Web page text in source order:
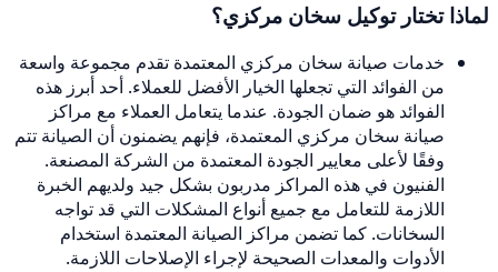
لماذا تختار توكيل سخان مركزي؟
خدمات صيانة سخان مركزي المعتمدة تقدم مجموعة واسعة
من الفوائد التي تجعلها الخيار الأفضل للعملاء. أحد أبرز هذه
الفوائد هو ضمان الجودة. عندما يتعامل العملاء مع مراكز
صيانة سخان مركزي المعتمدة، فإنهم يضمنون أن الصيانة تتم
وفقًا لأعلى معايير الجودة المعتمدة من الشركة المصنعة.
الفنيون في هذه المراكز مدربون بشكل جيد ولديهم الخبرة
اللازمة للتعامل مع جميع أنواع المشكلات التي قد تواجه
السخانات. كما تضمن مراكز الصيانة المعتمدة استخدام
الأدوات والمعدات الصحيحة لإجراء الإصلاحات اللازمة.